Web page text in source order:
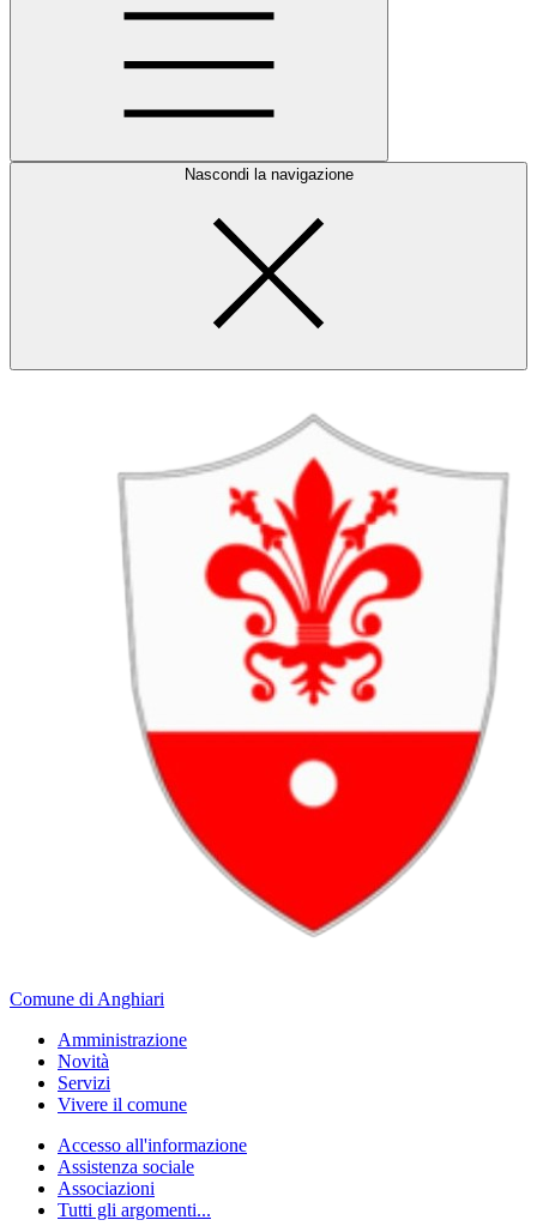
Nascondi la navigazione
Comune di Anghiari
Amministrazione
Novità
Servizi
Vivere il comune
Accesso all'informazione
Assistenza sociale
Associazioni
Tutti gli argomenti...